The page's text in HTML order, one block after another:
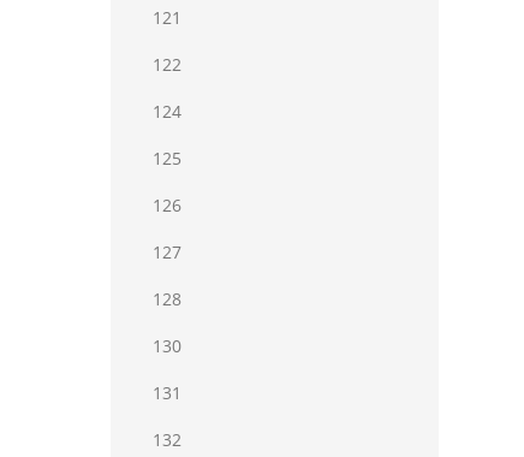
121
122
124
125
126
127
128
130
131
132